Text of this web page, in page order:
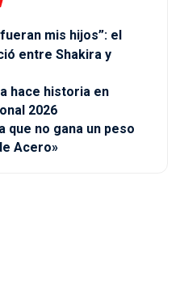
mis hijos”: el
entre Shakira y
hace historia en
2026
que no gana un peso
Acero»